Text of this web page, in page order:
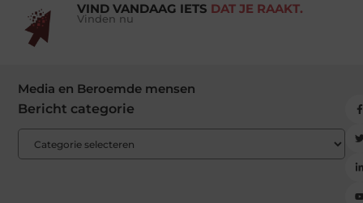
VIND VANDAAG IETS DAT JE RAAKT.
Vinden nu
Media en Beroemde mensen
Bericht categorie